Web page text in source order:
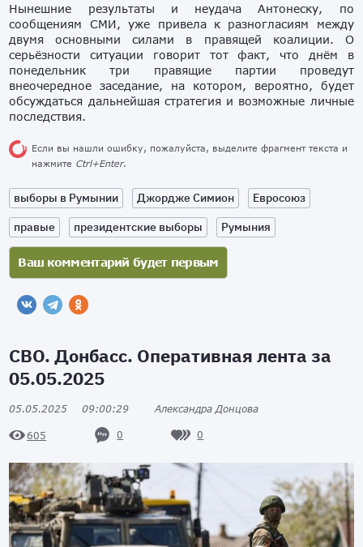
Нынешние результаты и неудача Антонеску, по
сообщениям СМИ, уже привела к разногласиям между
двумя основными силами в правящей коалиции. О
серьёзности ситуации говорит тот факт, что днём в
понедельник три правящие партии проведут
внеочередное заседание, на котором, вероятно, будет
обсуждаться дальнейшая стратегия и возможные личные
последствия.
Если вы нашли ошибку, пожалуйста, выделите фрагмент текста и
нажмите Ctrl+Enter.
выборы в Румынии Джордже Симион
Евросоюз
правые
президентские выборы Румыния
СВО. Донбасс. Оперативная лента за
05.05.2025
05.05.2025 09:00:29 Александра Донцова
605 0 0